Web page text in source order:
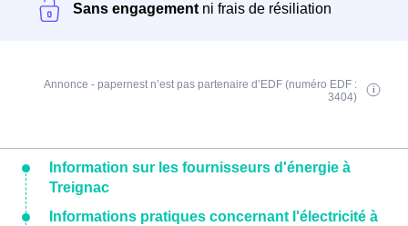
Sans engagement ni frais de résiliation
Annonce - papernest n’est pas partenaire d’EDF (numéro EDF :
3404)
Information sur les fournisseurs d'énergie à
Treignac
Informations pratiques concernant l'électricité à